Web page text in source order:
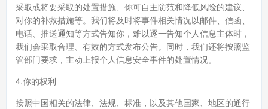
采取或将要采取的处置措施、你可自主防范和降低风险的建议、
对你的补救措施等。我们将及时将事件相关情况以邮件、信函、
电话、推送通知等方式告知你，难以逐一告知个人信息主体时，
我们会采取合理、有效的方式发布公告。同时，我们还将按照监
管部门要求，主动上报个人信息安全事件的处置情况。
4.你的权利
按照中国相关的法律、法规、标准，以及其他国家、地区的通行